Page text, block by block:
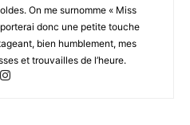
On me surnomme « Miss
donc une petite touche
bien humblement, mes
et trouvailles de l’heure.